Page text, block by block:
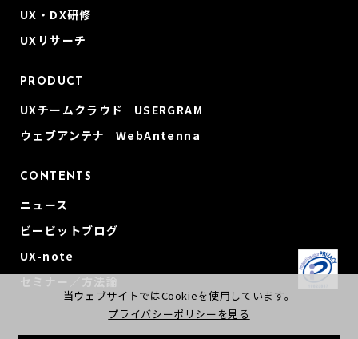
UX・DX研修
UXリサーチ
PRODUCT
UXチームクラウド USERGRAM
ウェブアンテナ WebAntenna
CONTENTS
ニュース
ビービットブログ
UX-note
セミナー／方法論
当ウェブサイトではCookieを使用しています。
プライバシーポリシーを見る